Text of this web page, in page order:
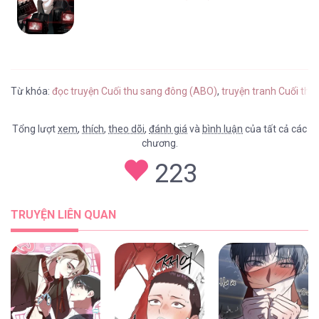
Từ khóa: đọc truyện Cuối thu sang đông (ABO), truyện tranh Cuối thu
Tổng lượtxem, thích, theo dõi, đánh giávà bình luận của tất cả các
chương.
223
TRUYỆN LIÊN QUAN